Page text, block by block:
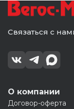
Связаться с
О компании
Договор-оферта